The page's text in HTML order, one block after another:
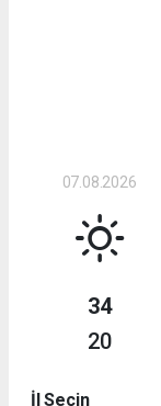
07.08.2026
34
20
İl Seçin